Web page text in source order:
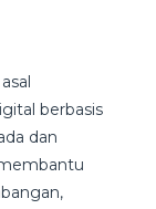
berbasis
dan